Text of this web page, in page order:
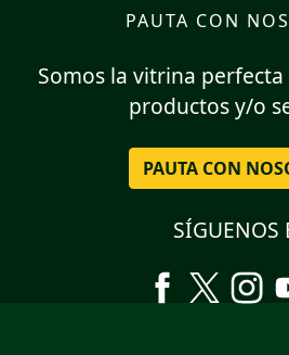
PAUTA CON
Somos la vitrina
productos y/o
PAUTA CON
SÍGUENOS